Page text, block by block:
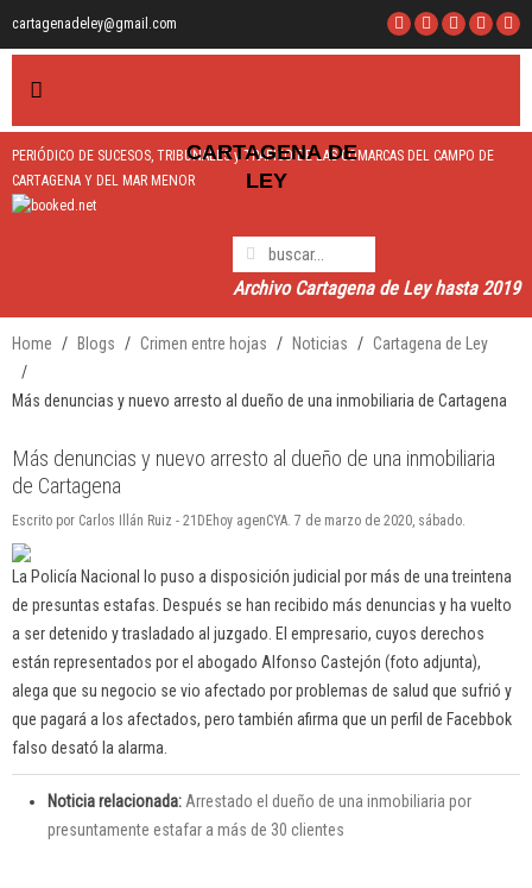
cartagenadeley@gmail.com
CARTAGENA DE
LEY
PERIÓDICO DE SUCESOS, TRIBUNALES y TRÁFICO DE LAS COMARCAS DEL CAMPO DE
CARTAGENA Y DEL MAR MENOR
Archivo Cartagena de Ley hasta 2019
Home Blogs Crimen entre hojas Noticias Cartagena de Ley
Más denuncias y nuevo arresto al dueño de una inmobiliaria de Cartagena
Más denuncias y nuevo arresto al dueño de una inmobiliaria
de Cartagena
Escrito por Carlos Illán Ruiz - 21DEhoy agenCYA. 7 de marzo de 2020, sábado.
La Policía Nacional lo puso a disposición judicial por más de una treintena
de presuntas estafas. Después se han recibido más denuncias y ha vuelto
a ser detenido y trasladado al juzgado. El empresario, cuyos derechos
están representados por el abogado Alfonso Castejón (foto adjunta),
alega que su negocio se vio afectado por problemas de salud que sufrió y
que pagará a los afectados, pero también afirma que un perfil de Facebbok
falso desató la alarma.
Noticia relacionada:Arrestado el dueño de una inmobiliaria por
presuntamente estafar a más de 30 clientes